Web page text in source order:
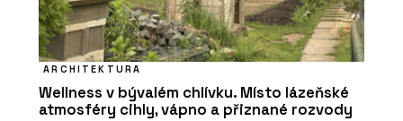
ARCHITEKTURA
Wellness v bývalém chlívku. Místo lázeňské
atmosféry cihly, vápno a přiznané rozvody